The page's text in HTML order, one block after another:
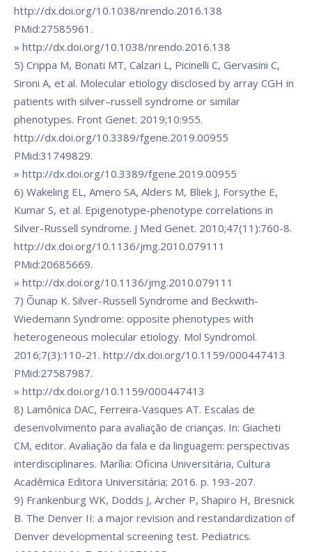
http://dx.doi.org/10.1038/nrendo.2016.138
PMid:27585961.
» http://dx.doi.org/10.1038/nrendo.2016.138
5) Crippa M, Bonati MT, Calzari L, Picinelli C, Gervasini C,
Sironi A, et al. Molecular etiology disclosed by array CGH in
patients with silver–russell syndrome or similar
phenotypes. Front Genet. 2019;10:955.
http://dx.doi.org/10.3389/fgene.2019.00955
PMid:31749829.
» http://dx.doi.org/10.3389/fgene.2019.00955
6) Wakeling EL, Amero SA, Alders M, Bliek J, Forsythe E,
Kumar S, et al. Epigenotype-phenotype correlations in
Silver-Russell syndrome. J Med Genet. 2010;47(11):760-8.
http://dx.doi.org/10.1136/jmg.2010.079111
PMid:20685669.
» http://dx.doi.org/10.1136/jmg.2010.079111
7) Õunap K. Silver-Russell Syndrome and Beckwith-
Wiedemann Syndrome: opposite phenotypes with
heterogeneous molecular etiology. Mol Syndromol.
2016;7(3):110-21. http://dx.doi.org/10.1159/000447413
PMid:27587987.
» http://dx.doi.org/10.1159/000447413
8) Lamônica DAC, Ferreira-Vasques AT. Escalas de
desenvolvimento para avaliação de crianças. In: Giacheti
CM, editor. Avaliação da fala e da linguagem: perspectivas
interdisciplinares. Marília: Oficina Universitária, Cultura
Acadêmica Editora Universitária; 2016. p. 193-207.
9) Frankenburg WK, Dodds J, Archer P, Shapiro H, Bresnick
B. The Denver II: a major revision and restandardization of
Denver developmental screening test. Pediatrics.